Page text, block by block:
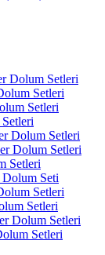
Dolum Setleri
Setleri
Setleri
Dolum Setleri
Dolum Setleri
Setleri
Seti
Setleri
Setleri
Dolum Setleri
Setleri